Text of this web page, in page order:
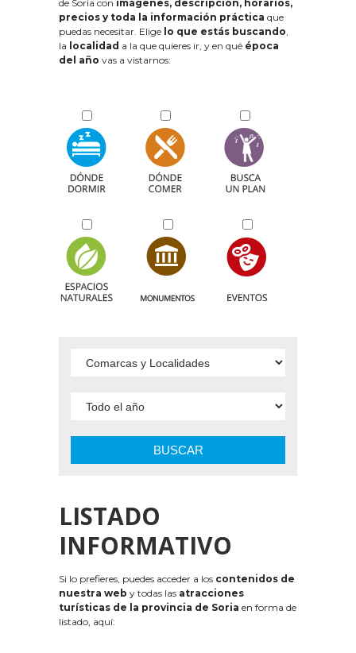
de Soria con imágenes, descripción, horarios,
precios y toda la información práctica que
puedas necesitar. Elige lo que estás buscando,
la localidad a la que quieres ir, y en qué época
del año vas a vistarnos:
BUSCAR
LISTADO
INFORMATIVO
Si lo prefieres, puedes acceder a los contenidos de
nuestra web y todas las atracciones
turísticas de la provincia de Soria en forma de
listado, aquí: